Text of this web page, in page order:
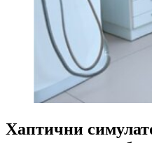
Хаптични